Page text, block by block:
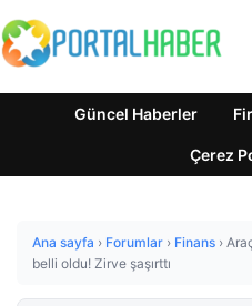
Güncel Haberler
Çerez
Ana sayfa › Forumlar › Finans ›
belli oldu! Zirve şaşırttı